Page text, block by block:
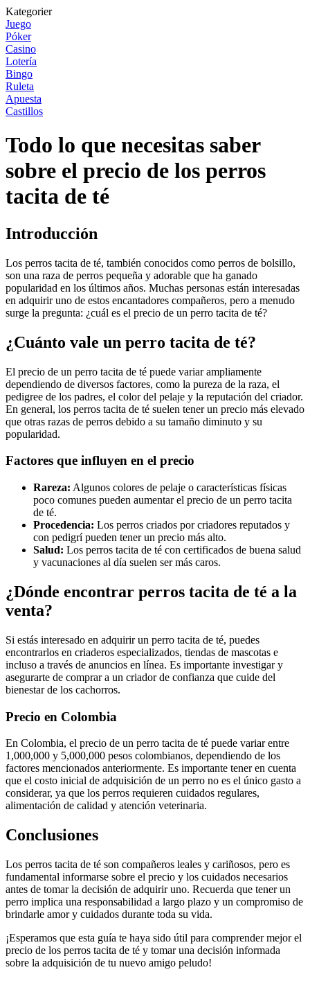
Kategorier
Juego
Póker
Casino
Lotería
Bingo
Ruleta
Apuesta
Castillos
Todo lo que necesitas saber
sobre el precio de los perros
tacita de té
Introducción
Los perros tacita de té, también conocidos como perros de bolsillo,
son una raza de perros pequeña y adorable que ha ganado
popularidad en los últimos años. Muchas personas están interesadas
en adquirir uno de estos encantadores compañeros, pero a menudo
surge la pregunta: ¿cuál es el precio de un perro tacita de té?
¿Cuánto vale un perro tacita de té?
El precio de un perro tacita de té puede variar ampliamente
dependiendo de diversos factores, como la pureza de la raza, el
pedigree de los padres, el color del pelaje y la reputación del criador.
En general, los perros tacita de té suelen tener un precio más elevado
que otras razas de perros debido a su tamaño diminuto y su
popularidad.
Factores que influyen en el precio
Rareza: Algunos colores de pelaje o características físicas
poco comunes pueden aumentar el precio de un perro tacita
de té.
Procedencia: Los perros criados por criadores reputados y
con pedigrí pueden tener un precio más alto.
Salud: Los perros tacita de té con certificados de buena salud
y vacunaciones al día suelen ser más caros.
¿Dónde encontrar perros tacita de té a la
venta?
Si estás interesado en adquirir un perro tacita de té, puedes
encontrarlos en criaderos especializados, tiendas de mascotas e
incluso a través de anuncios en línea. Es importante investigar y
asegurarte de comprar a un criador de confianza que cuide del
bienestar de los cachorros.
Precio en Colombia
En Colombia, el precio de un perro tacita de té puede variar entre
1,000,000 y 5,000,000 pesos colombianos, dependiendo de los
factores mencionados anteriormente. Es importante tener en cuenta
que el costo inicial de adquisición de un perro no es el único gasto a
considerar, ya que los perros requieren cuidados regulares,
alimentación de calidad y atención veterinaria.
Conclusiones
Los perros tacita de té son compañeros leales y cariñosos, pero es
fundamental informarse sobre el precio y los cuidados necesarios
antes de tomar la decisión de adquirir uno. Recuerda que tener un
perro implica una responsabilidad a largo plazo y un compromiso de
brindarle amor y cuidados durante toda su vida.
¡Esperamos que esta guía te haya sido útil para comprender mejor el
precio de los perros tacita de té y tomar una decisión informada
sobre la adquisición de tu nuevo amigo peludo!